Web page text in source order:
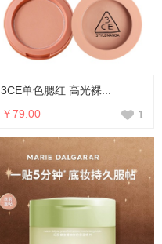
3CE单色腮红 高光裸...
￥79.00
1